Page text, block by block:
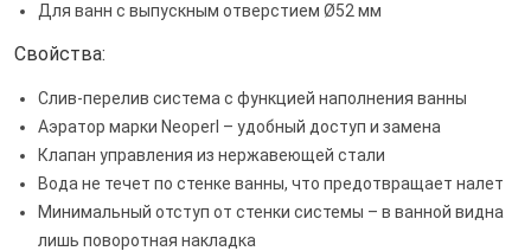
Для ванн с выпускным отверстием Ø52 мм
Свойства:
Слив-перелив система с функцией наполнения ванны
Аэратор марки Neoperl – удобный доступ и замена
Клапан управления из нержавеющей стали
Вода не течет по стенке ванны, что предотвращает налет
Минимальный отступ от стенки системы – в ванной видна
лишь поворотная накладка